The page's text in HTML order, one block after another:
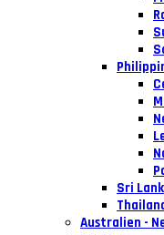
Sri
Australien -